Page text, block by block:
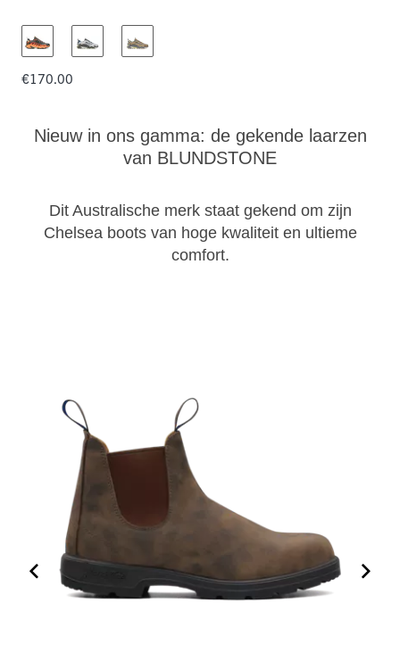
€170.00
Nieuw in ons gamma: de gekende laarzen
van BLUNDSTONE
Dit Australische merk staat gekend om zijn
Chelsea boots van hoge kwaliteit en ultieme
comfort.